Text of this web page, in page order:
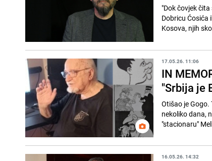
"Dok čovjek
Dobricu Ćosića
Kosova, njih
17.05.26. 11:06
IN
"Srbija je
Otišao je
nekoliko dana,
"stacionaru"
16.05.26. 14:32